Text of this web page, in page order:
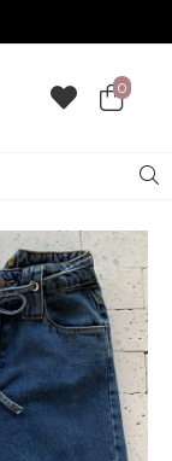
0